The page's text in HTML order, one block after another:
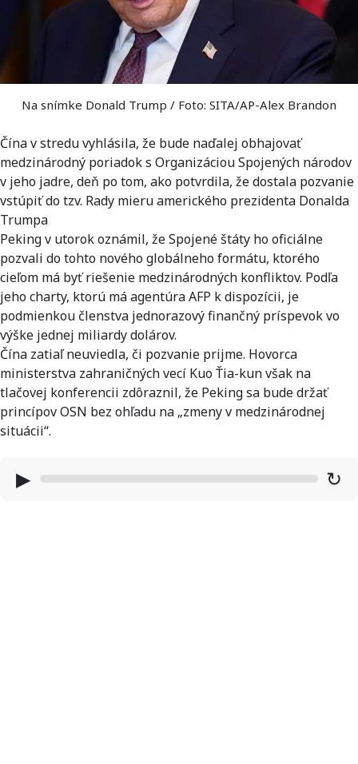
Na snímke Donald Trump / Foto: SITA/AP-Alex Brandon
Čína v stredu vyhlásila, že bude naďalej obhajovať
medzinárodný poriadok s Organizáciou Spojených národov
v jeho jadre, deň po tom, ako potvrdila, že dostala pozvanie
vstúpiť do tzv. Rady mieru amerického prezidenta Donalda
Trumpa
Peking v utorok oznámil, že Spojené štáty ho oficiálne
pozvali do tohto nového globálneho formátu, ktorého
cieľom má byť riešenie medzinárodných konfliktov. Podľa
jeho charty, ktorú má agentúra AFP k dispozícii, je
podmienkou členstva jednorazový finančný príspevok vo
výške jednej miliardy dolárov.
Čína zatiaľ neuviedla, či pozvanie prijme. Hovorca
ministerstva zahraničných vecí Kuo Ťia-kun však na
tlačovej konferencii zdôraznil, že Peking sa bude držať
princípov OSN bez ohľadu na „zmeny v medzinárodnej
situácii“.
▶ ↻